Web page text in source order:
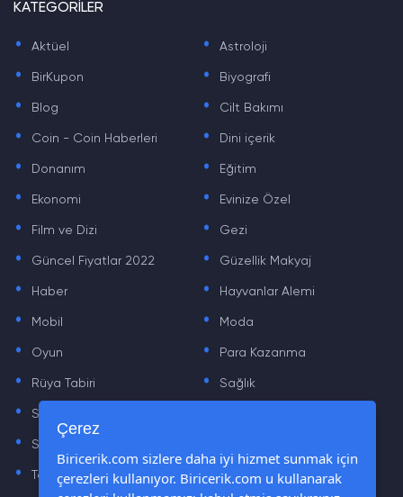
KATEGORİLER
. Aktüel . Astroloji
. BirKupon . Biyografi
. Blog . Cilt Bakımı
. Coin - Coin Haberleri . Dini içerik
. Donanım . Eğitim
. Ekonomi . Evinize Özel
. Film ve Dizi . Gezi
. Güncel Fiyatlar 2022 . Güzellik Makyaj
. Haber . Hayvanlar Alemi
. Mobil . Moda
. Oyun . Para Kazanma
. Rüya Tabiri . Sağlık
. Sinema .
. Sözler
. Teknoloji Haberleri . Yaşam
Çerez
Biricerik.com sizlere daha iyi hizmet sunmak için
çerezleri kullanıyor. Biricerik.com u kullanarak